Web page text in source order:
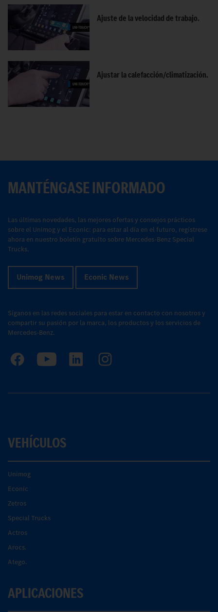
Ajuste de la velocidad de trabajo.
Ajustar la calefacción/climatización.
MANTÉNGASE INFORMADO
Las últimas novedades, las mejores ofertas y consejos prácticos
sobre el Unimog y el Econic: para estar al día en el futuro, regístrese
ahora en nuestro boletín gratuito sobre Mercedes-Benz Special
Trucks.
Unimog News Econic News
Síganos en las redes sociales para estar en contacto con nosotros y
compartir su pasión por la marca, los productos y los servicios de
Mercedes-Benz.
VEHÍCULOS
Unimog
Econic
Zetros
Special Trucks
Actros
Arocs.
Atego.
APLICACIONES